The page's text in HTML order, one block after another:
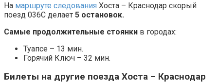
На маршруте следования Хоста – Краснодар скорый
поезд 036С делает 5 остановок.
Самые продолжительные стоянки в городах:
Туапсе – 13 мин.
Горячий Ключ – 32 мин.
Билеты на другие поезда Хоста – Краснодар